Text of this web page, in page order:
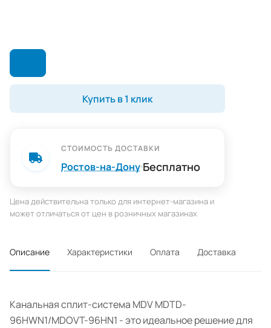
Купить в 1 клик
СТОИМОСТЬ ДОСТАВКИ
Ростов-на-Дону Бесплатно
Цена действительна только для интернет-магазина и
может отличаться от цен в розничных магазинах
Описание Характеристики Оплата Доставка
Канальная сплит-система MDV MDTD-
96HWN1/MDOVT-96HN1 - это идеальное решение для